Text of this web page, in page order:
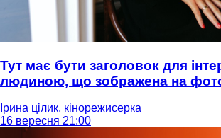
Тут має бути заголовок для
людиною, що зображена на
Ірина цілик, кінорежисерка
16 вересня 21:00